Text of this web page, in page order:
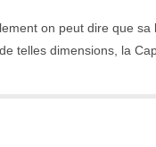
on peut dire que
telles dimensions, la